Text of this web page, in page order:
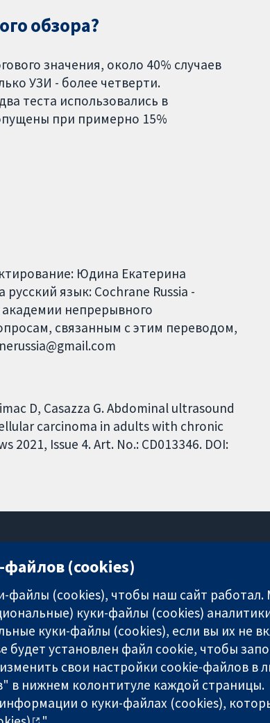
обзора?
значения, около 40% случаев
УЗИ - более четверти.
теста использовались в
при примерно 15%
Юдина Екатерина
язык: Cochrane Russia -
непрерывного
связанным с этим переводом,
D, Casazza G. Abdominal ultrasound
carcinoma in adults with chronic
2021, Issue 4. Art. No.: CD013346. DOI:
Square
guarantee (no. 03044323) registered in England &
(cookies)
файлы (cookies), чтобы наш сайт работал.
куки-файлы (cookies)
куки-файлы (cookies), если вы их не
будет установлен файл cookie, чтобы
свои настройки cookie-файлов в
в нижнем колонтитуле каждой страницы.
о куки-файлах (cookies),